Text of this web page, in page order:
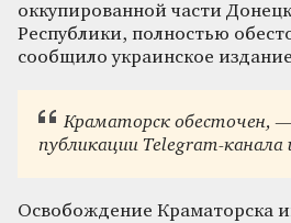
оккупированной части
Республики, полностью
сообщило украинское
Краматорск обесточен,
публикации Telegram-канала
Освобождение Краматорска